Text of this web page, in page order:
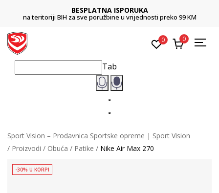
BESPLATNA ISPORUKA
na teritoriji BIH za sve poružbine u vrijednosti preko 99 KM
0 0
Tab
Sport Vision – Prodavnica Sportske opreme | Sport Vision
Proizvodi
Obuća Patike Nike Air Max 270
-30% U KORPI